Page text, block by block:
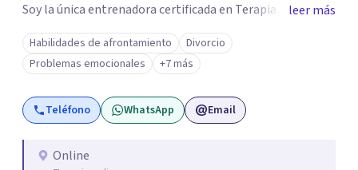
Soy la única entrenadora certificada en Terapia
Focalizada en las Emociones (TFE) en España, además de
supervisora y terapeuta certificada. La TFE ha
demostrado una mejora significativa en las relaciones,
con un 70-75% de éxito y felicidad duradera. Este enfoque
también transforma la vida en terapia individual,
emocional. Desde que me gradué en Psicología en 2002,
leer más
Habilidades de afrontamiento
Divorcio
Problemas emocionales
+7 más
Teléfono WhatsApp Email
Online